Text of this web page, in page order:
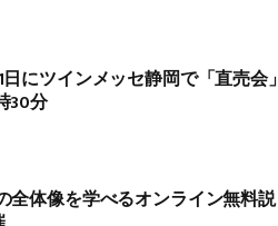
にツインメッセ静岡で「直売会」
30分
全体像を学べるオンライン無料説